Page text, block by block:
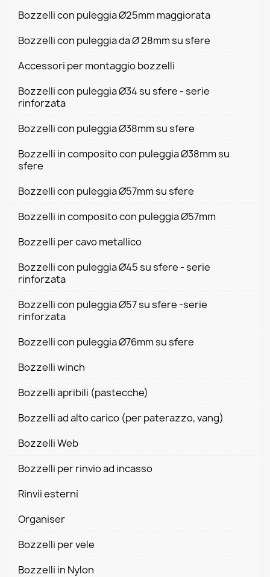
Bozzelli con puleggia Ø25mm maggiorata
Bozzelli con puleggia da Ø 28mm su sfere
Accessori per montaggio bozzelli
Bozzelli con puleggia Ø34 su sfere - serie
rinforzata
Bozzelli con puleggia Ø38mm su sfere
Bozzelli in composito con puleggia Ø38mm su
sfere
Bozzelli con puleggia Ø57mm su sfere
Bozzelli in composito con puleggia Ø57mm
Bozzelli per cavo metallico
Bozzelli con puleggia Ø45 su sfere - serie
rinforzata
Bozzelli con puleggia Ø57 su sfere -serie
rinforzata
Bozzelli con puleggia Ø76mm su sfere
Bozzelli winch
Bozzelli apribili (pastecche)
Bozzelli ad alto carico (per paterazzo, vang)
Bozzelli Web
Bozzelli per rinvio ad incasso
Rinvii esterni
Organiser
Bozzelli per vele
Bozzelli in Nylon